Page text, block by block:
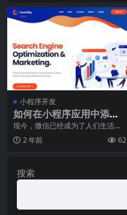
小程序开发
如何在小程序应用中添加
客服功能？
现今，微信已经成为了人们生活中
必不可少的交流方式。不仅如此，
随着智能手机的普及和
2 年前 62
搜索